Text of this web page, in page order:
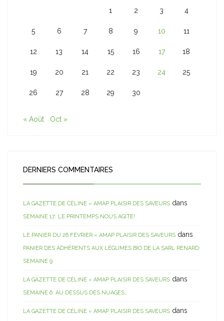
1 2 3 4
5 6 7 8 9 10 11
12 13 14 15 16 17 18
19 20 21 22 23 24 25
26 27 28 29 30
« Août Oct »
DERNIERS COMMENTAIRES
LA GAZETTE DE CÉLINE « AMAP PLAISIR DES SAVEURS dans
SEMAINE 17: LE PRINTEMPS NOUS AGITE!
LE PANIER DU 26 FÉVRIER « AMAP PLAISIR DES SAVEURS dans
PANIER DES ADHÉRENTS AUX LÉGUMES BIO DE LA SARL RENARD:
SEMAINE 9
LA GAZETTE DE CÉLINE « AMAP PLAISIR DES SAVEURS dans
SEMAINE 6: AU DESSUS DES NUAGES…
LA GAZETTE DE CÉLINE « AMAP PLAISIR DES SAVEURS dans